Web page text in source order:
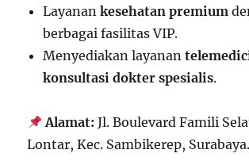
Layanankesehatan premium
berbagai fasilitas VIP.
Menyediakan layanan
konsultasi dokter spesialis.
Alamat: Jl. Boulevard Famili
Lontar, Kec. Sambikerep, Surabaya.